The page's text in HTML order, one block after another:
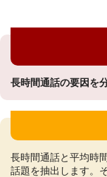
長時間通話の要因を
長時間通話と平均時
話題を抽出します。